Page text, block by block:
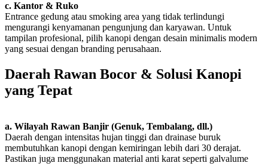
c. Kantor & Ruko
Entrance gedung atau smoking area yang tidak terlindungi
mengurangi kenyamanan pengunjung dan karyawan. Untuk
tampilan profesional, pilih kanopi dengan desain minimalis modern
yang sesuai dengan branding perusahaan.
Daerah Rawan Bocor & Solusi Kanopi
yang Tepat
a. Wilayah Rawan Banjir (Genuk, Tembalang, dll.)
Daerah dengan intensitas hujan tinggi dan drainase buruk
membutuhkan kanopi dengan kemiringan lebih dari 30 derajat.
Pastikan juga menggunakan material anti karat seperti galvalume